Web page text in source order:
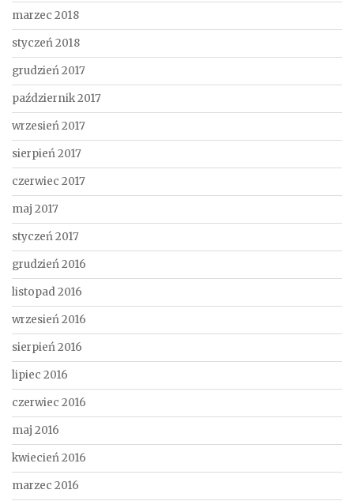
marzec 2018
styczeń 2018
grudzień 2017
październik 2017
wrzesień 2017
sierpień 2017
czerwiec 2017
maj 2017
styczeń 2017
grudzień 2016
listopad 2016
wrzesień 2016
sierpień 2016
lipiec 2016
czerwiec 2016
maj 2016
kwiecień 2016
marzec 2016